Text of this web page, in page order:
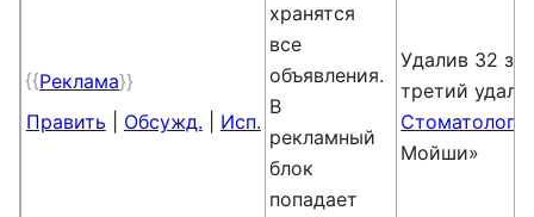
{{Реклама}}
Править
Обсужд. Исп.
хранятся
все
объявления.
В
рекламный
блок
попадает
Удалив 32
третий
Мойши»